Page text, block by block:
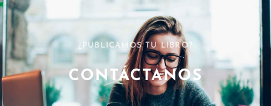
¿PUBLICAMOS TU LIBRO?
CONTÁCTANOS